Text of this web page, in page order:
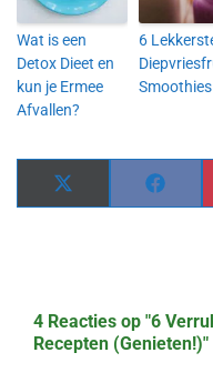
Wat is een
Detox Dieet en
kun je Ermee
Afvallen?
6
Smoothies
Share
on
Share
on
4 Reacties op "6
Recepten (Genieten!)"